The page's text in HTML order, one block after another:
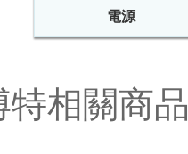
電源
特相關商品